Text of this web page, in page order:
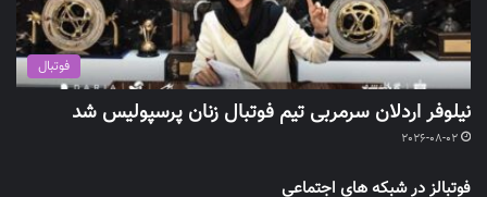
فوتبال
نیلوفر اردلان سرمربی تیم فوتبال زنان پرسپولیس شد
2026-08-02
فوتبالز در شبکه های اجتماعی